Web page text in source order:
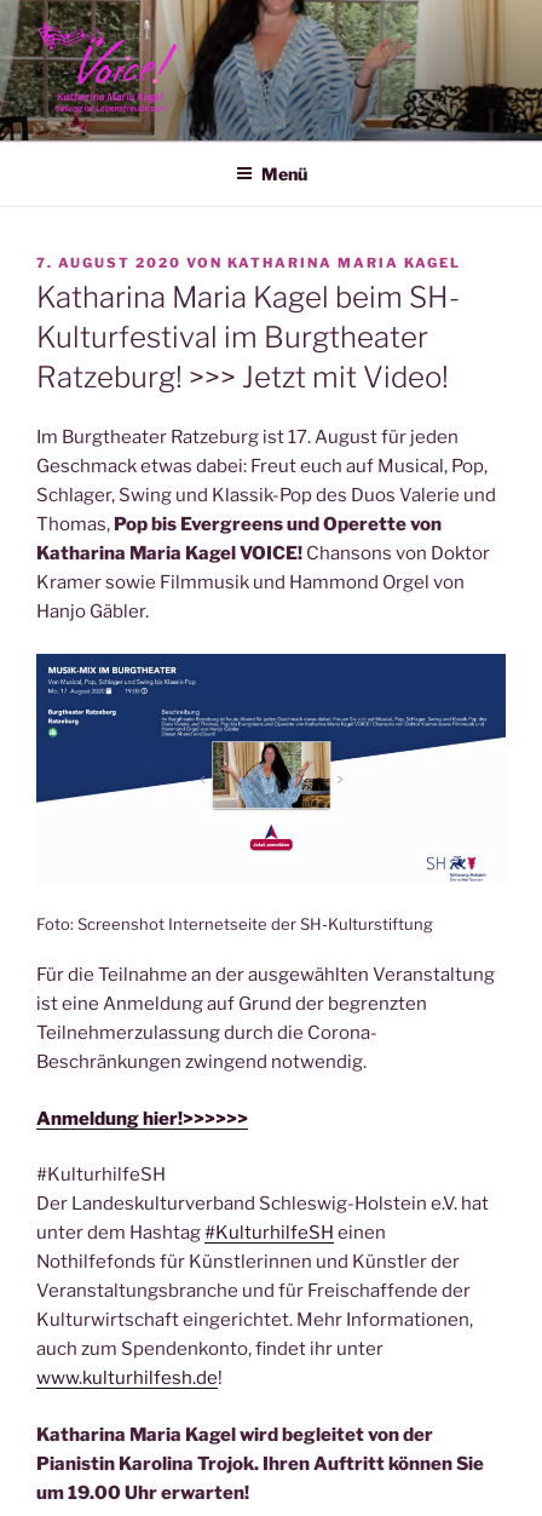
Zum
Inhalt
springen
KATHARINA MARIA KAGEL
Menü
VERÖFFENTLICHT
AM
7. AUGUST 2020 VON KATHARINA MARIA KAGEL
Katharina Maria Kagel beim SH-
Kulturfestival im Burgtheater
Ratzeburg! >>> Jetzt mit Video!
Im Burgtheater Ratzeburg ist 17. August für jeden
Geschmack etwas dabei: Freut euch auf Musical, Pop,
Schlager, Swing und Klassik-Pop des Duos Valerie und
Thomas, Pop bis Evergreens und Operette von
Katharina Maria Kagel VOICE! Chansons von Doktor
Kramer sowie Filmmusik und Hammond Orgel von
Hanjo Gäbler.
Foto: Screenshot Internetseite der SH-Kulturstiftung
Für die Teilnahme an der ausgewählten Veranstaltung
ist eine Anmeldung auf Grund der begrenzten
Teilnehmerzulassung durch die Corona-
Beschränkungen zwingend notwendig.
Anmeldung hier!>>>>>>
#KulturhilfeSH
Der Landeskulturverband Schleswig-Holstein e.V. hat
unter dem Hashtag#KulturhilfeSH einen
Nothilfefonds für Künstlerinnen und Künstler der
Veranstaltungsbranche und für Freischaffende der
Kulturwirtschaft eingerichtet. Mehr Informationen,
auch zum Spendenkonto, findet ihr unter
www.kulturhilfesh.de!
Katharina Maria Kagel wird begleitet von der
Pianistin Karolina Trojok. Ihren Auftritt können Sie
um 19.00 Uhr erwarten!